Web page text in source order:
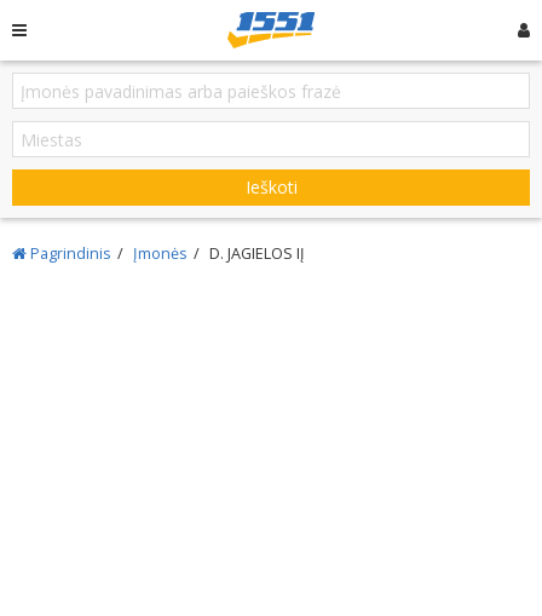
Ieškoti
Pagrindinis Įmonės D. JAGIELOS IĮ